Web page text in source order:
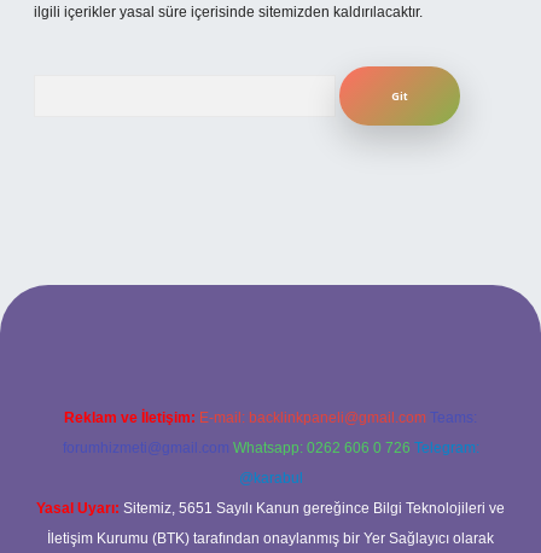
ilgili içerikler yasal süre içerisinde sitemizden kaldırılacaktır.
giriş
Reklam ve İletişim: E-mail: backlinkpaneli@gmail.com Teams:
forumhizmeti@gmail.com Whatsapp: 0262 606 0 726 Telegram:
@karabul
Yasal Uyarı: Sitemiz, 5651 Sayılı Kanun gereğince Bilgi Teknolojileri ve
İletişim Kurumu (BTK) tarafından onaylanmış bir Yer Sağlayıcı olarak